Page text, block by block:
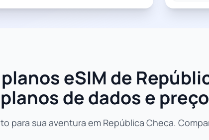
eSIM de
planos de dados e
para sua aventura em República Checa.